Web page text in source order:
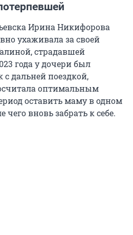
Ирина Никифорова
ухаживала за своей
страдавшей
года у дочери был
с дальней поездкой,
оптимальным
оставить маму в одном
чего вновь забрать к себе.